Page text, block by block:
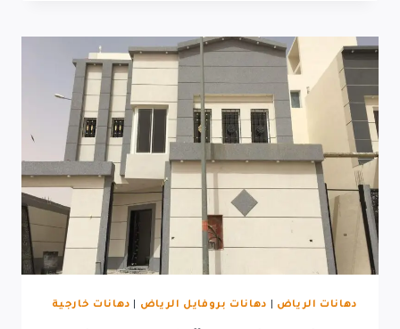
دهانات الرياض دهانات بروفايل الرياض دهانات خارجية